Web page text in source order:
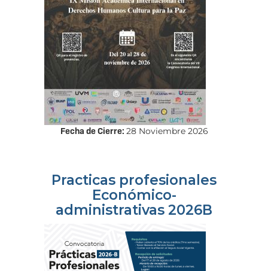
Fecha de Cierre: 28 Noviembre 2026
Practicas profesionales
Económico-
administrativas 2026B